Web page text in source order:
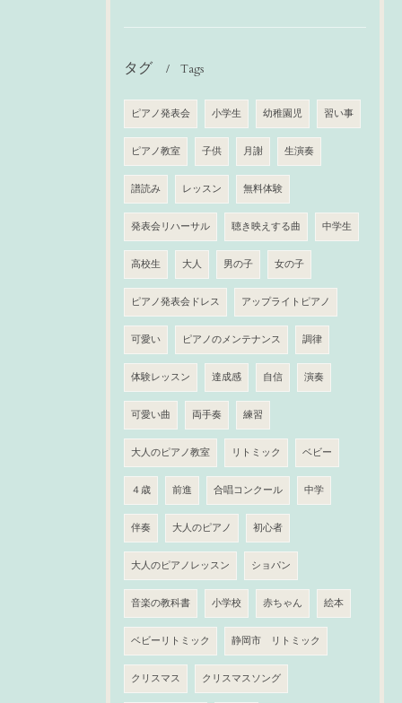
タグ Tags
ピアノ発表会 小学生 幼稚園児 習い事
ピアノ教室 子供 月謝 生演奏
譜読み レッスン 無料体験
発表会リハーサル 聴き映えする曲 中学生
高校生 大人 男の子 女の子
ピアノ発表会ドレス アップライトピアノ
可愛い ピアノのメンテナンス 調律
体験レッスン 達成感 自信 演奏
可愛い曲 両手奏 練習
大人のピアノ教室 リトミック ベビー
４歳 前進 合唱コンクール 中学
伴奏 大人のピアノ 初心者
大人のピアノレッスン ショパン
音楽の教科書 小学校 赤ちゃん 絵本
ベビーリトミック 静岡市 リトミック
クリスマス クリスマスソング